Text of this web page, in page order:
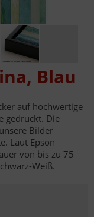
Blau
auf hochwertige
gedruckt. Die
Bilder
Laut Epson
von bis zu 75
Weiß.